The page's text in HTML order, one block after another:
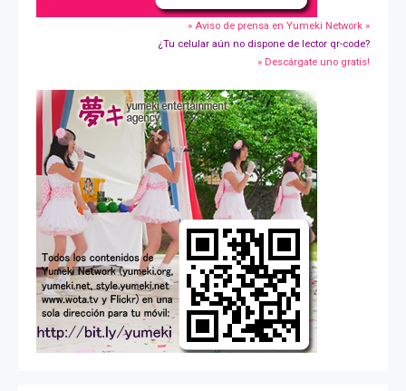
» Aviso de prensa en Yumeki Network »
¿Tu celular aún no dispone de lector qr-code?
» Descárgate uno gratis!